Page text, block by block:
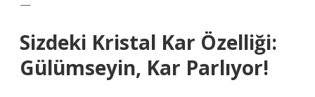
—
Sizdeki Kristal Kar Özelliği:
Gülümseyin, Kar Parlıyor!